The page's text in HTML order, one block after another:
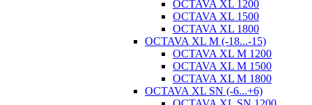
OCTAVA XL 1200
OCTAVA XL 1500
OCTAVA XL 1800
OCTAVA XL M (-18...-15)
OCTAVA XL M 1200
OCTAVA XL M 1500
OCTAVA XL M 1800
OCTAVA XL SN (-6...+6)